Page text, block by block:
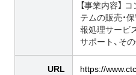
【事業内容】
テムの販売・
報処理サービ
サポート、そ
URL https://